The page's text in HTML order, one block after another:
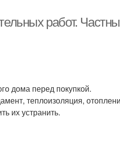
работ.
дома перед покупкой.
теплоизоляция,
их устранить.